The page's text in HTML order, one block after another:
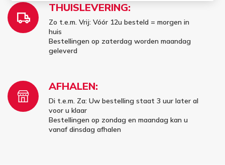
THUISLEVERING:
Zo t.e.m. Vrij: Vóór 12u besteld = morgen in
huis
Bestellingen op zaterdag worden maandag
geleverd
AFHALEN:
Di t.e.m. Za: Uw bestelling staat 3 uur later al
voor u klaar
Bestellingen op zondag en maandag kan u
vanaf dinsdag afhalen